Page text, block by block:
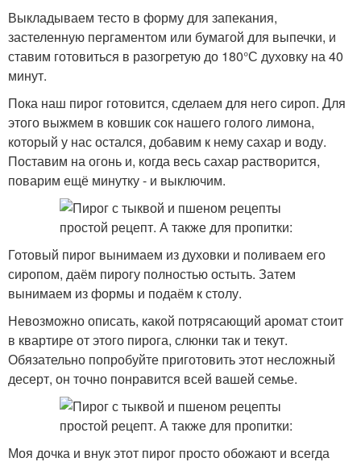
Выкладываем тесто в форму для запекания,
застеленную пергаментом или бумагой для выпечки, и
ставим готовиться в разогретую до 180°С духовку на 40
минут.
Пока наш пирог готовится, сделаем для него сироп. Для
этого выжмем в ковшик сок нашего голого лимона,
который у нас остался, добавим к нему сахар и воду.
Поставим на огонь и, когда весь сахар растворится,
поварим ещё минутку - и выключим.
Готовый пирог вынимаем из духовки и поливаем его
сиропом, даём пирогу полностью остыть. Затем
вынимаем из формы и подаём к столу.
Невозможно описать, какой потрясающий аромат стоит
в квартире от этого пирога, слюнки так и текут.
Обязательно попробуйте приготовить этот несложный
десерт, он точно понравится всей вашей семье.
Моя дочка и внук этот пирог просто обожают и всегда